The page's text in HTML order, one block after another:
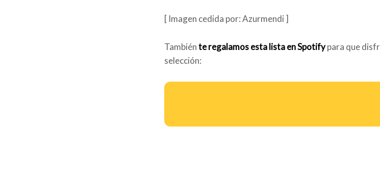
[ Imagen cedida por: Azurmendi ]
Tambiénte regalamos esta lista en Spotifypara que
selección: